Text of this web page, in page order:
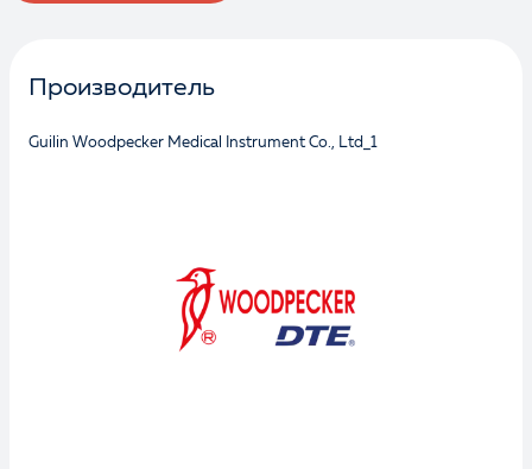
Производитель
Guilin Woodpecker Medical Instrument Co., Ltd_1